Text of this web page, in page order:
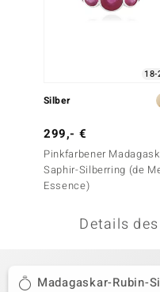
BY DE MELO
Collection
18-
Silber
299,- €
Pinkfarbener
Saphir-Silberring (de
Essence)
Details
Madagaskar-Rubin-